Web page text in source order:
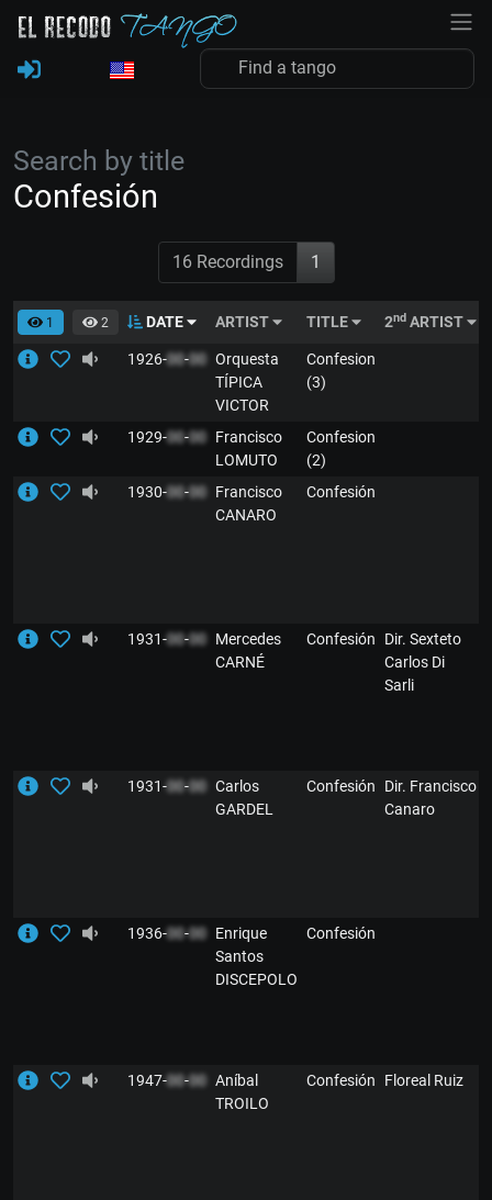
Search by title
Confesión
16 Recordings 1
1 2 DATE ARTIST TITLE 2nd ARTIST
1926-00-00 Orquesta
TÍPICA
VICTOR
Confesion
(3)
1929-00-00
Francisco
LOMUTO
Confesion
(2)
1930-00-00
Francisco
CANARO
Confesión
1931-00-00
Mercedes
CARNÉ
Confesión
Dir. Sexteto
Carlos Di
Sarli
1931-00-00 Carlos
GARDEL
Confesión
Dir. Francisco
Canaro
1936-00-00
Enrique
Santos
DISCEPOLO
Confesión
1947-00-00 Aníbal
TROILO
Confesión Floreal Ruiz